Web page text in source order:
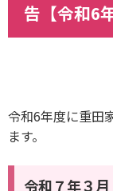
告【令和6
令和6年度に重田
ます。
令和７年３月